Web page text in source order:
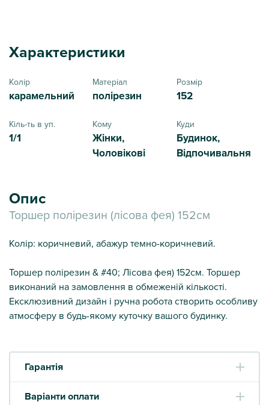
Характеристики
Колір
карамельний
Матеріал
полірезин
Розмір
152
Кіль-ть в уп.
1/1
Кому
Жінки,
Чоловікові
Куди
Будинок,
Відпочивальня
Опис
Торшер полірезин (лісова фея) 152см
Колір: коричневий, абажур темно-коричневий.
Торшер полірезин & #40; Лісова фея) 152см. Торшер
виконаний на замовлення в обмеженій кількості.
Ексклюзивний дизайн і ручна робота створить особливу
атмосферу в будь-якому куточку вашого будинку.
Гарантія
Варіанти оплати